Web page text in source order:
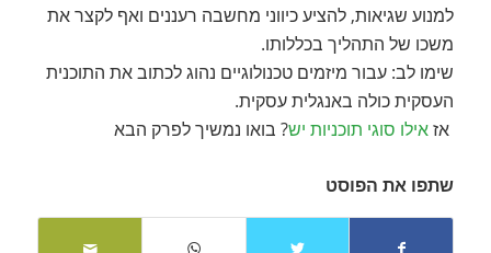
למנוע שגיאות, להציע כיווני מחשבה רעננים ואף לקצר את
משכו של התהליך בכללותו.
שימו לב: עבור מיזמים טכנולוגיים נהוג לכתוב את התוכנית
העסקית כולה באנגלית עסקית.
אזאילו סוגי תוכניות יש? בואו נמשיך לפרק הבא
שתפו את הפוסט